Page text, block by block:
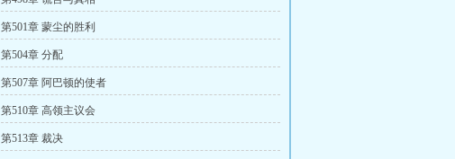
第501章 蒙尘的胜利
第504章 分配
第507章 阿巴顿的使者
第510章 高领主议会
第513章 裁决